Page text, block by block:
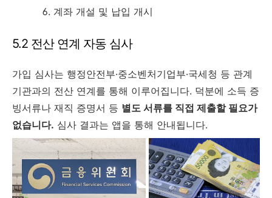
계좌 개설 및 납입 개시
5.2 전산 연계 자동 심사
가입 심사는 행정안전부·중소벤처기업부·국세청 등 관계
기관과의 전산 연계를 통해 이루어집니다. 덕분에 소득 증
빙서류나 재직 증명서 등 별도 서류를 직접 제출할 필요가
없습니다. 심사 결과는 앱을 통해 안내됩니다.